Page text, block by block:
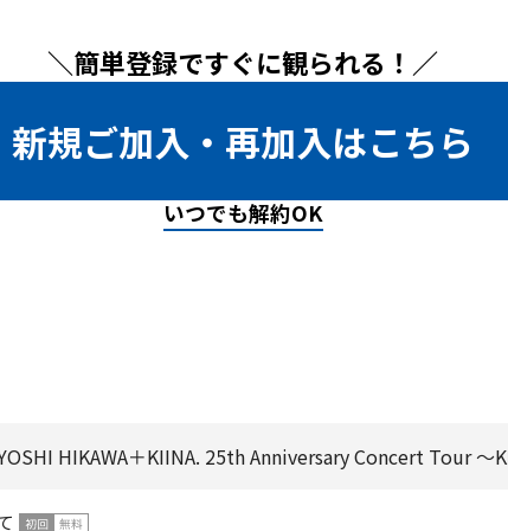
＼簡単登録ですぐに観られる！／
新規ご加入・再加入はこちら
いつでも解約OK
HIKAWA＋KIINA. 25th Anniversary Concert Tour ～